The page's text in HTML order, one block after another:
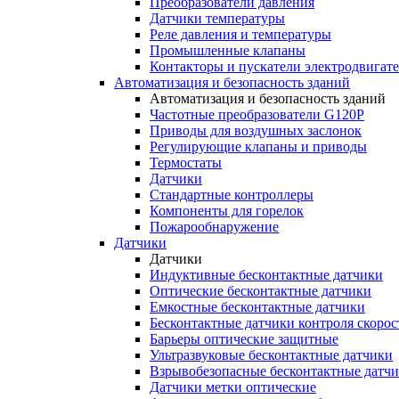
Датчики температуры
Реле давления и температуры
Промышленные клапаны
Контакторы и пускатели
Автоматизация и безопасность зданий
Автоматизация и безопасность зданий
Частотные преобразователи G120P
Приводы для воздушных заслонок
Регулирующие клапаны и приводы
Термостаты
Датчики
Стандартные контроллеры
Компоненты для горелок
Пожарообнаружение
Датчики
Датчики
Индуктивные бесконтактные датчики
Оптические бесконтактные датчики
Емкостные бесконтактные датчики
Бесконтактные датчики контроля
Барьеры оптические защитные
Ультразвуковые бесконтактные датчики
Взрывобезопасные бесконтактные
Датчики метки оптические